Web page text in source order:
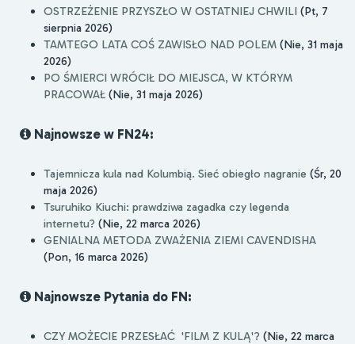
OSTRZEŻENIE PRZYSZŁO W OSTATNIEJ CHWILI (Pt, 7
sierpnia 2026)
TAMTEGO LATA COŚ ZAWISŁO NAD POLEM (Nie, 31 maja
2026)
PO ŚMIERCI WRÓCIŁ DO MIEJSCA, W KTÓRYM
PRACOWAŁ (Nie, 31 maja 2026)
Najnowsze w FN24:
Tajemnicza kula nad Kolumbią. Sieć obiegło nagranie (Śr, 20
maja 2026)
Tsuruhiko Kiuchi: prawdziwa zagadka czy legenda
internetu? (Nie, 22 marca 2026)
GENIALNA METODA ZWAŻENIA ZIEMI CAVENDISHA
(Pon, 16 marca 2026)
Najnowsze Pytania do FN:
CZY MOŻECIE PRZESŁAĆ 'FILM Z KULĄ'? (Nie, 22 marca